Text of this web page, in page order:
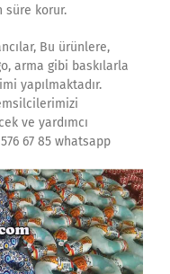
süre korur.
Bu ürünlere,
arma gibi baskılarla
yapılmaktadır.
ve yardımcı
67 85 whatsapp